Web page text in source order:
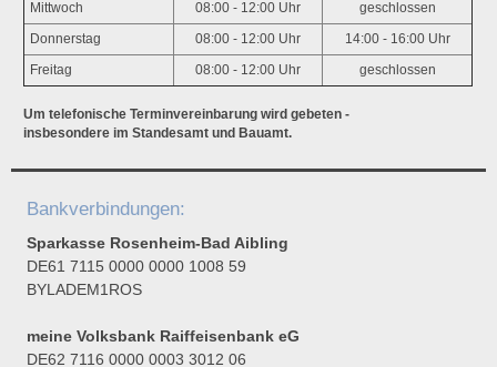
Mittwoch 08:00 - 12:00 Uhr geschlossen
Donnerstag 08:00 - 12:00 Uhr 14:00 - 16:00 Uhr
Freitag 08:00 - 12:00 Uhr geschlossen
Um telefonische Terminvereinbarung wird gebeten -
insbesondere im Standesamt und Bauamt.
Bankverbindungen:
Sparkasse Rosenheim-Bad Aibling
DE61 7115 0000 0000 1008 59
BYLADEM1ROS
meine Volksbank Raiffeisenbank eG
DE62 7116 0000 0003 3012 06